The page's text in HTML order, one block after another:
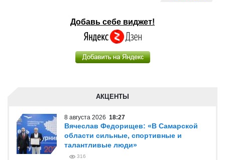
Добавь себе виджет!
АКЦЕНТЫ
8 августа 2026 18:27
Вячеслав Федорищев: «В Самарской
области сильные, спортивные и
талантливые люди»
316